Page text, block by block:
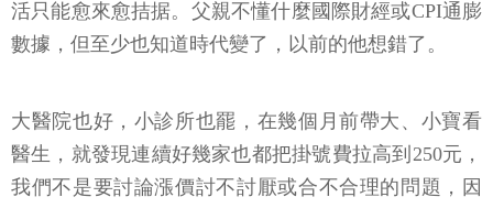
活只能愈來愈拮据。父親不懂什麼國際財經或CPI通膨
數據，但至少也知道時代變了，以前的他想錯了。
大醫院也好，小診所也罷，在幾個月前帶大、小寶看
醫生，就發現連續好幾家也都把掛號費拉高到250元，
我們不是要討論漲價討不討厭或合不合理的問題，因